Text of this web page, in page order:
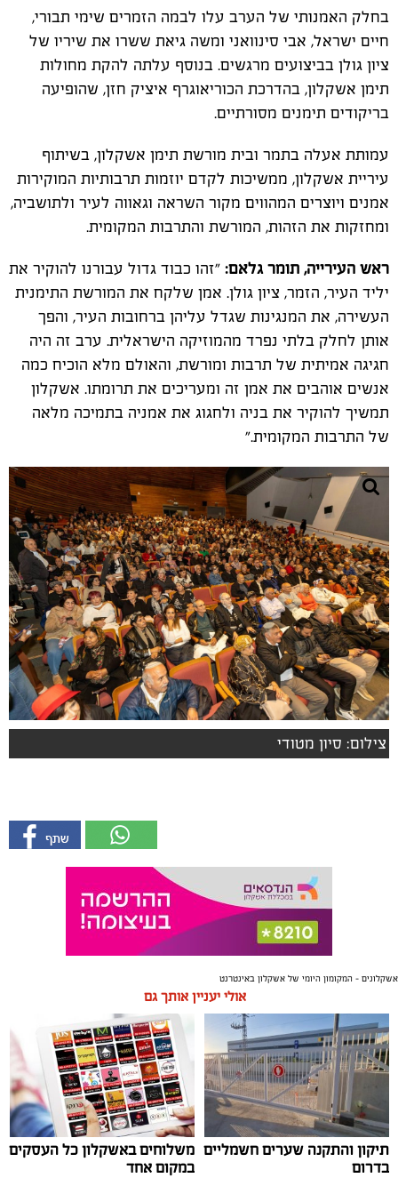
בחלק האמנותי של הערב עלו לבמה הזמרים שימי תבורי,
חיים ישראל, אבי סינוואני ומשה גיאת ששרו את שיריו של
ציון גולן בביצועים מרגשים. בנוסף עלתה להקת מחולות
תימן אשקלון, בהדרכת הכוריאוגרף איציק חזן, שהופיעה
בריקודים תימנים מסורתיים.
עמותת אעלה בתמר ובית מורשת תימן אשקלון, בשיתוף
עיריית אשקלון, ממשיכות לקדם יוזמות תרבותיות המוקירות
אמנים ויוצרים המהווים מקור השראה וגאווה לעיר ולתושביה,
ומחזקות את הזהות, המורשת והתרבות המקומית.
ראש העירייה, תומר גלאם: "זהו כבוד גדול עבורנו להוקיר את
יליד העיר, הזמר, ציון גולן. אמן שלקח את המורשת התימנית
העשירה, את המנגינות שגדל עליהן ברחובות העיר, והפך
אותן לחלק בלתי נפרד מהמוזיקה הישראלית. ערב זה היה
חגיגה אמיתית של תרבות ומורשת, והאולם מלא הוכיח כמה
אנשים אוהבים את אמן זה ומעריכים את תרומתו. אשקלון
תמשיך להוקיר את בניה ולחגוג את אמניה בתמיכה מלאה
של התרבות המקומית."
צילום: סיון מטודי
אשקלונים - המקומון היומי של אשקלון באינטרנט
אולי יעניין אותך גם
תיקון והתקנה שערים חשמליים
בדרום
משלוחים באשקלון כל העסקים
במקום אחד